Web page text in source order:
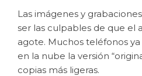
Las imágenes y
ser las culpables de que el
agote. Muchos teléfonos
en la nube la versión
copias más ligeras.